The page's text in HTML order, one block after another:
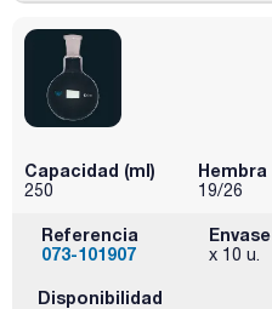
Capacidad (ml)
250
Hembra
19/26
Referencia
073-101907
Envase
x 10 u.
Disponibilidad